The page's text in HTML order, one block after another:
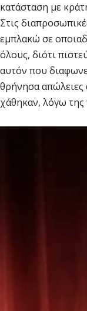
κατάσταση με
Στις
εμπλακώ σε
όλους, διότι
αυτόν που
θρήνησα
χάθηκαν, λόγω της